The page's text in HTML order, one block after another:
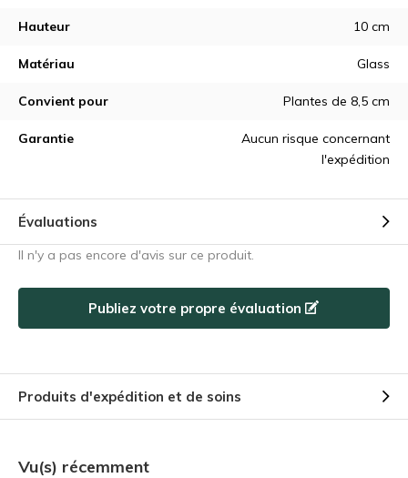
Hauteur 10 cm
Matériau Glass
Convient pour Plantes de 8,5 cm
Garantie
Aucun risque concernant
l'expédition
Évaluations
Il n'y a pas encore d'avis sur ce produit.
Publiez votre propre évaluation
Produits d'expédition et de soins
Vu(s) récemment